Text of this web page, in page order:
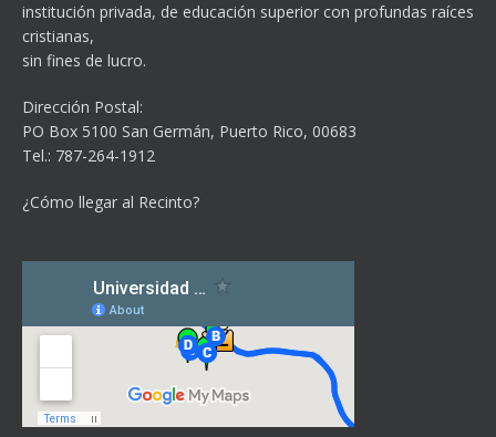
institución privada, de educación superior con profundas raíces
cristianas,
sin fines de lucro.
Dirección Postal:
PO Box 5100 San Germán, Puerto Rico, 00683
Tel.: 787-264-1912
¿Cómo llegar al Recinto?